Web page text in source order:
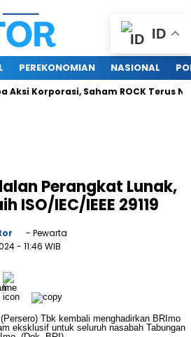
PEREKONOMIAN NASIONAL
Korporasi, Saham ROCK Terus
Perangkat Lunak,
ISO/IEC/IEEE 29119
- Pewarta
- 11:46 WIB
ID